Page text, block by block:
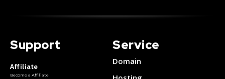
Support
Affiliate
Become a Affiliate
Service
Domain